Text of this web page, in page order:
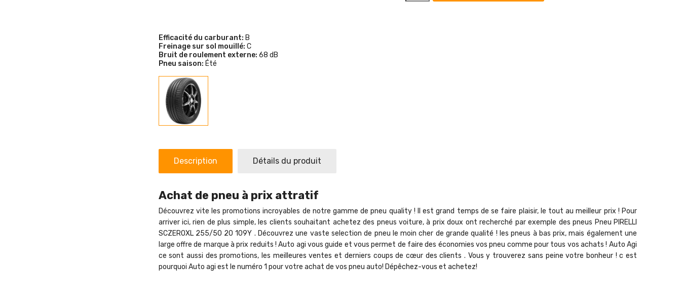
Efficacité du carburant: B
Freinage sur sol mouillé: C
Bruit de roulement externe: 68 dB
Pneu saison: Été
Description Détails du produit
Achat de pneu à prix attratif
Découvrez vite les promotions incroyables de notre gamme de pneu quality ! Il est grand temps de se faire plaisir, le tout au meilleur prix ! Pour
arriver ici, rien de plus simple, les clients souhaitant achetez des pneus voiture, à prix doux ont recherché par exemple des pneus Pneu PIRELLI
SCZEROXL 255/50 20 109Y . Découvrez une vaste selection de pneu le moin cher de grande qualité ! les pneus à bas prix, mais également une
large offre de marque à prix reduits ! Auto agi vous guide et vous permet de faire des économies vos pneu comme pour tous vos achats ! Auto Agi
ce sont aussi des promotions, les meilleures ventes et derniers coups de cœur des clients . Vous y trouverez sans peine votre bonheur ! c est
pourquoi Auto agi est le numéro 1 pour votre achat de vos pneu auto! Dépêchez-vous et achetez!